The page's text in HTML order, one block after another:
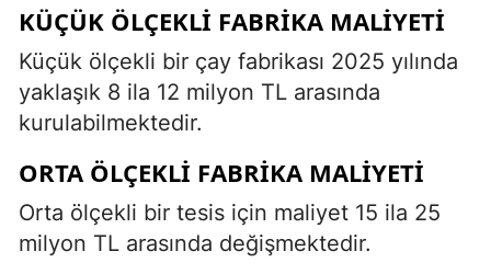
KÜÇÜK ÖLÇEKLI FABRIKA MALIYETI
Küçük ölçekli bir çay fabrikası 2025 yılında
yaklaşık 8 ila 12 milyon TL arasında
kurulabilmektedir.
ORTA ÖLÇEKLI FABRIKA MALIYETI
Orta ölçekli bir tesis için maliyet 15 ila 25
milyon TL arasında değişmektedir.